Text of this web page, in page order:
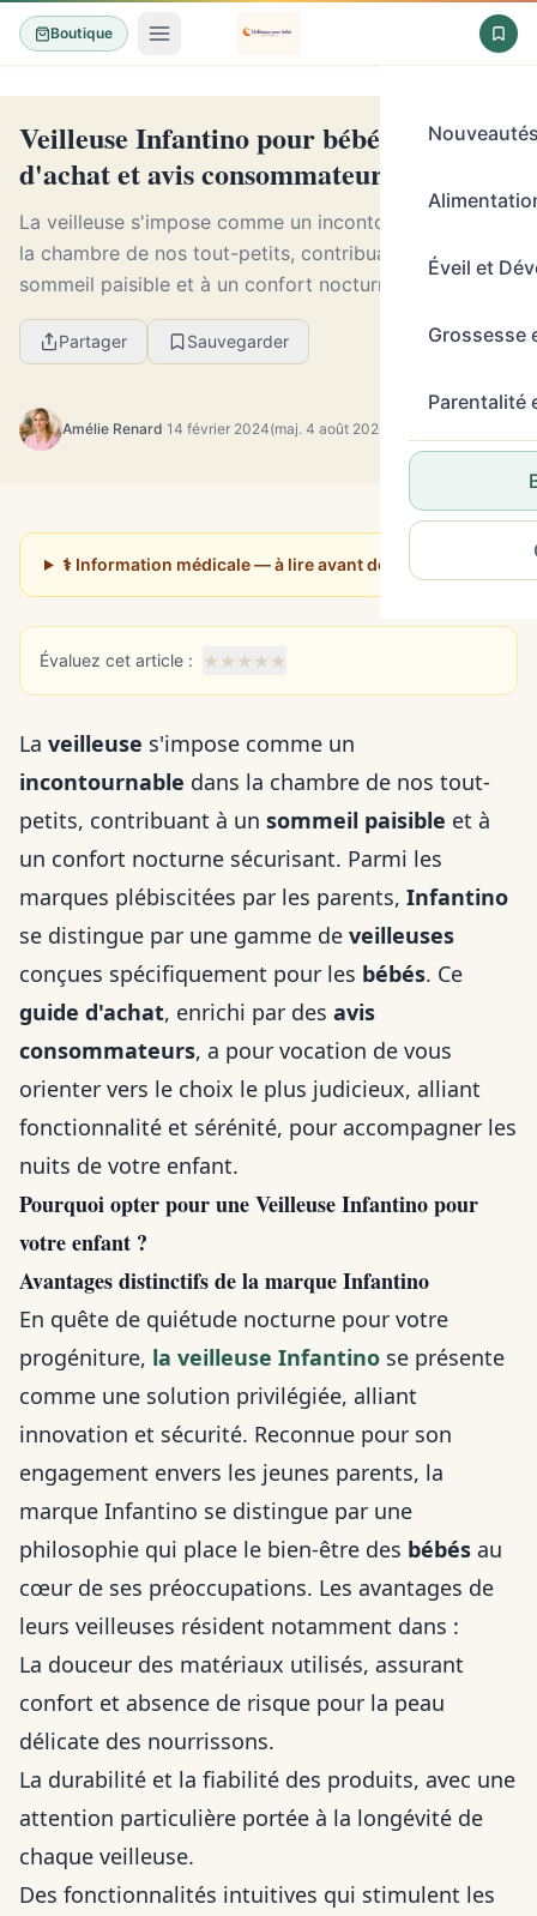
Boutique
Éveil et
Grossesse
Parentalité
Veilleuse Infantino pour bébé : guide
d'achat et avis consommateurs
La veilleuse s'impose comme un incontournable dans
la chambre de nos tout-petits, contribuant à un
sommeil paisible et à un confort nocturne sécurisant.
Parmi les marques plébiscitées par les parents,...
Partager Sauvegarder
Amélie Renard·14 février 2024(maj. 4 août 2026)
⚕️ Information médicale — à lire avant de poursuivre
Évaluez cet article : ★★★★★
La veilleuse s'impose comme un
incontournable dans la chambre de nos tout-
petits, contribuant à un sommeil paisible et à
un confort nocturne sécurisant. Parmi les
marques plébiscitées par les parents, Infantino
se distingue par une gamme de veilleuses
conçues spécifiquement pour les bébés. Ce
guide d'achat, enrichi par des avis
consommateurs, a pour vocation de vous
orienter vers le choix le plus judicieux, alliant
fonctionnalité et sérénité, pour accompagner les
nuits de votre enfant.
Pourquoi opter pour une Veilleuse Infantino pour
votre enfant ?
Avantages distinctifs de la marque Infantino
En quête de quiétude nocturne pour votre
progéniture, la veilleuse Infantino se présente
comme une solution privilégiée, alliant
innovation et sécurité. Reconnue pour son
engagement envers les jeunes parents, la
marque Infantino se distingue par une
philosophie qui place le bien-être des bébés au
cœur de ses préoccupations. Les avantages de
leurs veilleuses résident notamment dans :
La douceur des matériaux utilisés, assurant
confort et absence de risque pour la peau
délicate des nourrissons.
La durabilité et la fiabilité des produits, avec une
attention particulière portée à la longévité de
chaque veilleuse.
Des fonctionnalités intuitives qui stimulent les